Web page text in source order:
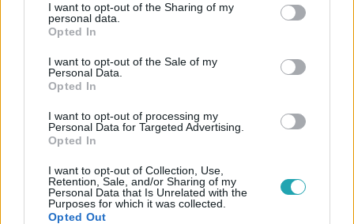
not limited to your visit or usage behaviour. You may click to
grant or deny consent to Google and its third-party tags to
use your data for below specified purposes in below Google
consent section.
I want to opt-out of the Sharing of my
personal data.
Opted In
I want to opt-out of the Sale of my
Personal Data.
Opted In
I want to opt-out of processing my
Personal Data for Targeted Advertising.
Opted In
I want to opt-out of Collection, Use,
Retention, Sale, and/or Sharing of my
Personal Data that Is Unrelated with the
Purposes for which it was collected.
Opted Out
HÁZTARTÁS # OTTHON # HÁZIMUNKA CSALÁD
SZABÁLY
Népszerű